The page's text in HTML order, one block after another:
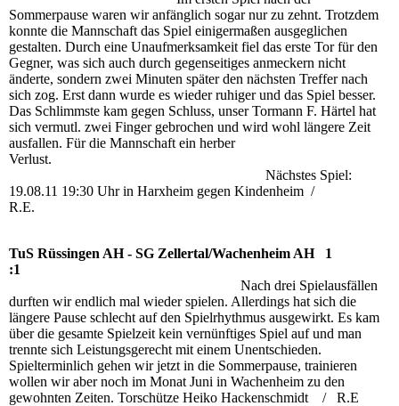
Sommerpause waren wir anfänglich sogar nur zu zehnt. Trotzdem
konnte die Mannschaft das Spiel einigermaßen ausgeglichen
gestalten. Durch eine Unaufmerksamkeit fiel das erste Tor für den
Gegner, was sich auch durch gegenseitiges anmeckern nicht
änderte, sondern zwei Minuten später den nächsten Treffer nach
sich zog. Erst dann wurde es wieder ruhiger und das Spiel besser.
Das Schlimmste kam gegen Schluss, unser Tormann F. Härtel hat
sich vermutl. zwei Finger gebrochen und wird wohl längere Zeit
ausfallen. Für die Mannschaft ein herber
Verlust.
Nächstes Spiel:
19.08.11 19:30 Uhr in Harxheim gegen Kindenheim /
R.E.
TuS Rüssingen AH - SG Zellertal/Wachenheim AH 1
:1
Nach drei Spielausfällen
durften wir endlich mal wieder spielen. Allerdings hat sich die
längere Pause schlecht auf den Spielrhythmus ausgewirkt. Es kam
über die gesamte Spielzeit kein vernünftiges Spiel auf und man
trennte sich Leistungsgerecht mit einem Unentschieden.
Spielterminlich gehen wir jetzt in die Sommerpause, trainieren
wollen wir aber noch im Monat Juni in Wachenheim zu den
gewohnten Zeiten. Torschütze Heiko Hackenschmidt / R.E